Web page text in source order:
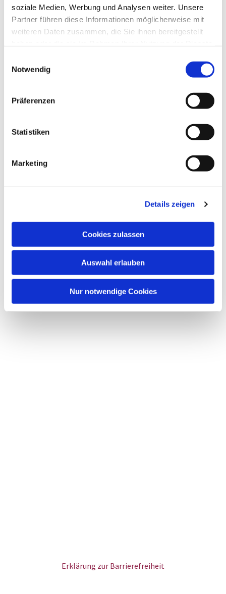
soziale Medien, Werbung und Analysen weiter. Unsere
Partner führen diese Informationen möglicherweise mit
weiteren Daten zusammen, die Sie ihnen bereitgestellt
Notwendig
Präferenzen
Statistiken
Marketing
Details zeigen
Cookies zulassen
Auswahl erlauben
Nur notwendige Cookies
Dies könnte Sie auch
interessieren
Erklärung zur Barrierefreiheit